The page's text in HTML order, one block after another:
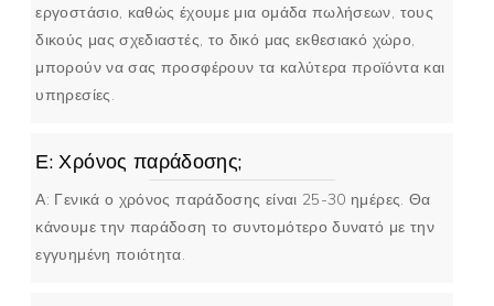
εργοστάσιο, καθώς έχουμε μια ομάδα πωλήσεων, τους
δικούς μας σχεδιαστές, το δικό μας εκθεσιακό χώρο,
μπορούν να σας προσφέρουν τα καλύτερα προϊόντα και
υπηρεσίες.
Ε: Χρόνος παράδοσης;
Α: Γενικά ο χρόνος παράδοσης είναι 25-30 ημέρες. Θα
κάνουμε την παράδοση το συντομότερο δυνατό με την
εγγυημένη ποιότητα.